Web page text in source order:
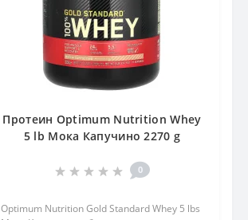
Протеин Optimum Nutrition Whey
5 lb Мока Капучино 2270 g
0
Optimum Nutrition Gold Standard Whey 5 lbs